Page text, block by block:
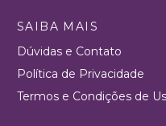
SAIBA MAIS
Dúvidas e Contato
Política de Privacidade
Termos e Condições de